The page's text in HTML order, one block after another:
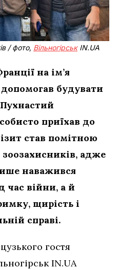
/ фото, ВільногірськIN.UA
на ім’я
будувати
приїхав до
став помітною
адже
наважився
час війни, а й
щирість і
справі.
гостя
IN.UA